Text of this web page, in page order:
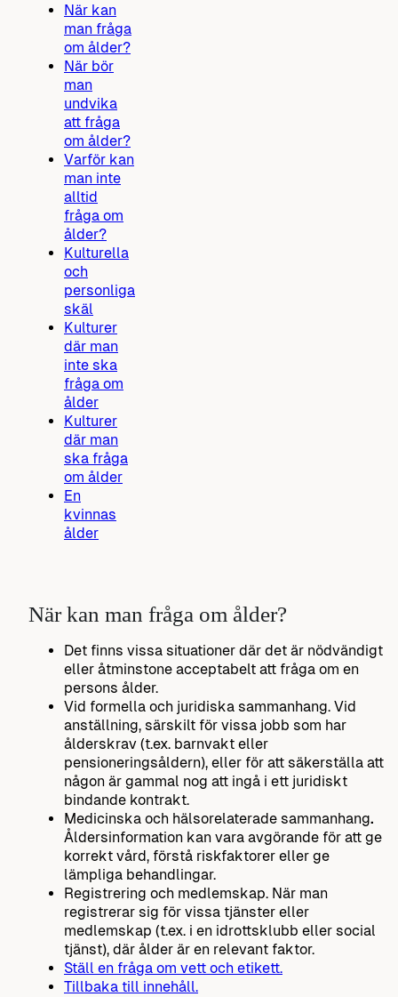
När kan
man fråga
om ålder?
När bör
man
undvika
att fråga
om ålder?
Varför kan
man inte
alltid
fråga om
ålder?
Kulturella
och
personliga
skäl
Kulturer
där man
inte ska
fråga om
ålder
Kulturer
där man
ska fråga
om ålder
En
kvinnas
ålder
När kan man fråga om ålder?
Det finns vissa situationer där det är nödvändigt
eller åtminstone acceptabelt att fråga om en
persons ålder.
Vid formella och juridiska sammanhang. Vid
anställning, särskilt för vissa jobb som har
ålderskrav (t.ex. barnvakt eller
pensioneringsåldern), eller för att säkerställa att
någon är gammal nog att ingå i ett juridiskt
bindande kontrakt.
Medicinska och hälsorelaterade sammanhang.
Åldersinformation kan vara avgörande för att ge
korrekt vård, förstå riskfaktorer eller ge
lämpliga behandlingar.
Registrering och medlemskap. När man
registrerar sig för vissa tjänster eller
medlemskap (t.ex. i en idrottsklubb eller social
tjänst), där ålder är en relevant faktor.
Ställ en fråga om vett och etikett.
Tillbaka till innehåll.